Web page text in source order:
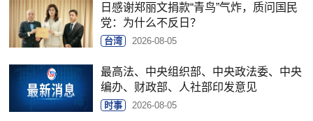
日感谢郑丽文捐款“青鸟”气炸，质问国民
党：为什么不反日？
台湾 2026-08-05
最高法、中央组织部、中央政法委、中央
编办、财政部、人社部印发意见
时事 2026-08-05